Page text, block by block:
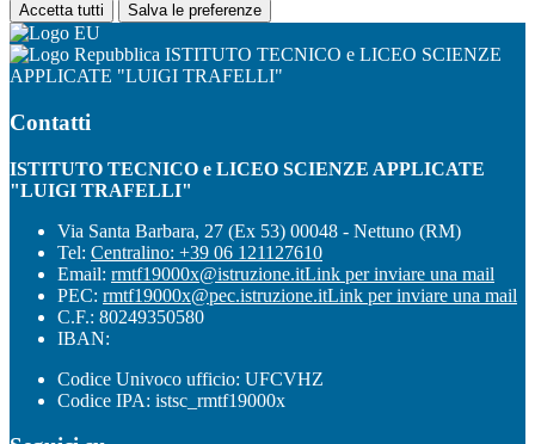
Accetta tutti Salva le preferenze
ISTITUTO TECNICO e LICEO SCIENZE
APPLICATE "LUIGI TRAFELLI"
Contatti
ISTITUTO TECNICO e LICEO SCIENZE APPLICATE
"LUIGI TRAFELLI"
Via Santa Barbara, 27 (Ex 53) 00048 - Nettuno (RM)
Tel: Centralino: +39 06 121127610
Email: rmtf19000x@istruzione.itLink per inviare una mail
PEC: rmtf19000x@pec.istruzione.itLink per inviare una mail
C.F.: 80249350580
IBAN:
Codice Univoco ufficio: UFCVHZ
Codice IPA: istsc_rmtf19000x